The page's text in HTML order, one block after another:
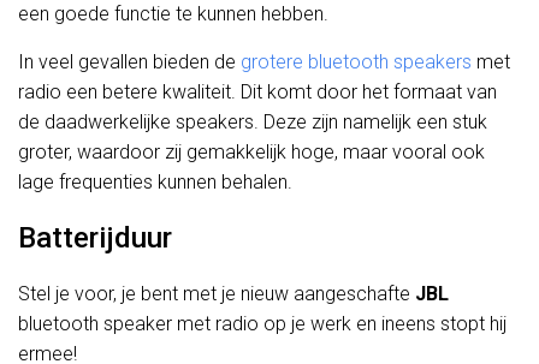
een goede functie te kunnen hebben.
In veel gevallen bieden de grotere bluetooth speakers met
radio een betere kwaliteit. Dit komt door het formaat van
de daadwerkelijke speakers. Deze zijn namelijk een stuk
groter, waardoor zij gemakkelijk hoge, maar vooral ook
lage frequenties kunnen behalen.
Batterijduur
Stel je voor, je bent met je nieuw aangeschafte JBL
bluetooth speaker met radio op je werk en ineens stopt hij
ermee!